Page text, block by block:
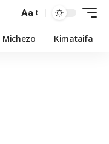
Aa
Michezo Kimataifa